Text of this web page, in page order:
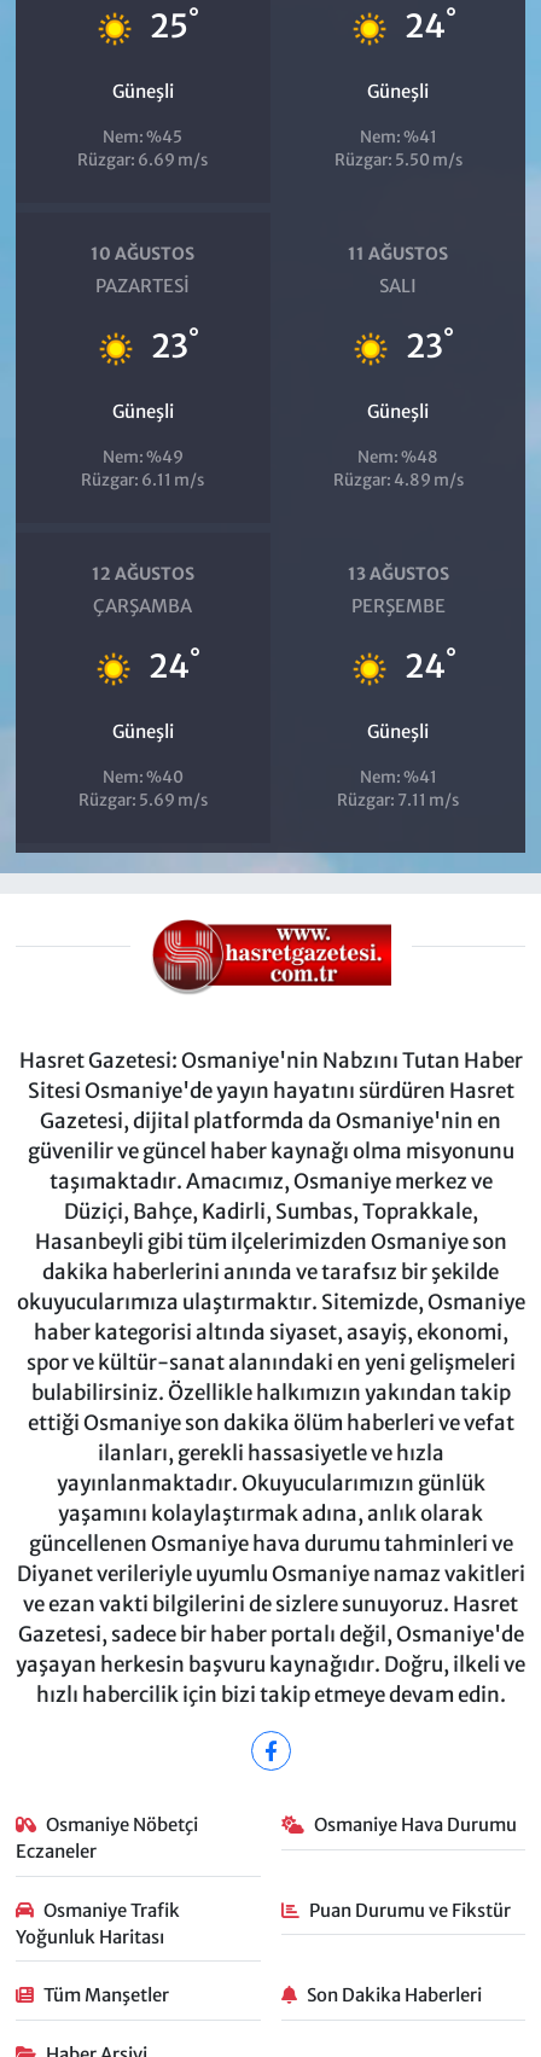
25°
Güneşli
Nem: %45
Rüzgar: 6.69 m/s
24°
Güneşli
Nem: %41
Rüzgar: 5.50 m/s
10 AĞUSTOS
PAZARTESI
23°
Güneşli
Nem: %49
Rüzgar: 6.11 m/s
11 AĞUSTOS
SALI
23°
Güneşli
Nem: %48
Rüzgar: 4.89 m/s
12 AĞUSTOS
ÇARŞAMBA
24°
Güneşli
Nem: %40
Rüzgar: 5.69 m/s
13 AĞUSTOS
PERŞEMBE
24°
Güneşli
Nem: %41
Rüzgar: 7.11 m/s
Hasret Gazetesi: Osmaniye'nin Nabzını Tutan Haber
Sitesi Osmaniye'de yayın hayatını sürdüren Hasret
Gazetesi, dijital platformda da Osmaniye'nin en
güvenilir ve güncel haber kaynağı olma misyonunu
taşımaktadır. Amacımız, Osmaniye merkez ve
Düziçi, Bahçe, Kadirli, Sumbas, Toprakkale,
Hasanbeyli gibi tüm ilçelerimizden Osmaniye son
dakika haberlerini anında ve tarafsız bir şekilde
okuyucularımıza ulaştırmaktır. Sitemizde, Osmaniye
haber kategorisi altında siyaset, asayiş, ekonomi,
spor ve kültür-sanat alanındaki en yeni gelişmeleri
bulabilirsiniz. Özellikle halkımızın yakından takip
ettiği Osmaniye son dakika ölüm haberleri ve vefat
ilanları, gerekli hassasiyetle ve hızla
yayınlanmaktadır. Okuyucularımızın günlük
yaşamını kolaylaştırmak adına, anlık olarak
güncellenen Osmaniye hava durumu tahminleri ve
Diyanet verileriyle uyumlu Osmaniye namaz vakitleri
ve ezan vakti bilgilerini de sizlere sunuyoruz. Hasret
Gazetesi, sadece bir haber portalı değil, Osmaniye'de
yaşayan herkesin başvuru kaynağıdır. Doğru, ilkeli ve
hızlı habercilik için bizi takip etmeye devam edin.
Osmaniye Nöbetçi
Eczaneler
Osmaniye Hava Durumu
Osmaniye Trafik
Yoğunluk Haritası
Puan Durumu ve Fikstür
Tüm Manşetler Son Dakika Haberleri